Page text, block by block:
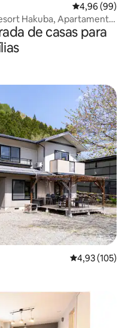
4,96 de uma
4,96 (99)
Hakuba, Apartamento
de casas para
4,93 de uma
4,93 (105)
hóspedes